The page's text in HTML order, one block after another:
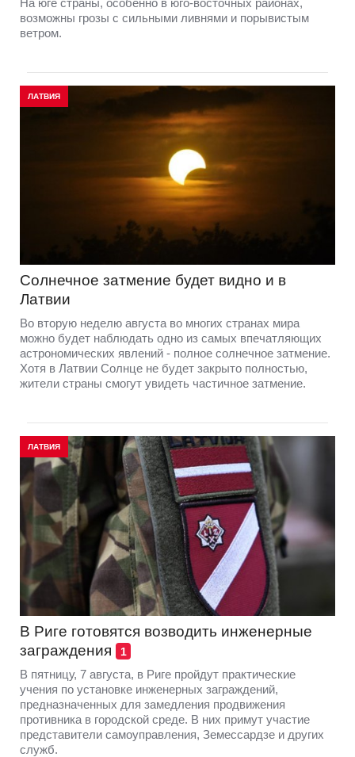
На юге страны, особенно в юго-восточных районах,
возможны грозы с сильными ливнями и порывистым
ветром.
ЛАТВИЯ
Солнечное затмение будет видно и в
Латвии
Во вторую неделю августа во многих странах мира
можно будет наблюдать одно из самых впечатляющих
астрономических явлений - полное солнечное затмение.
Хотя в Латвии Солнце не будет закрыто полностью,
жители страны смогут увидеть частичное затмение.
ЛАТВИЯ
В Риге готовятся возводить инженерные
заграждения
1
В пятницу, 7 августа, в Риге пройдут практические
учения по установке инженерных заграждений,
предназначенных для замедления продвижения
противника в городской среде. В них примут участие
представители самоуправления, Земессардзе и других
служб.